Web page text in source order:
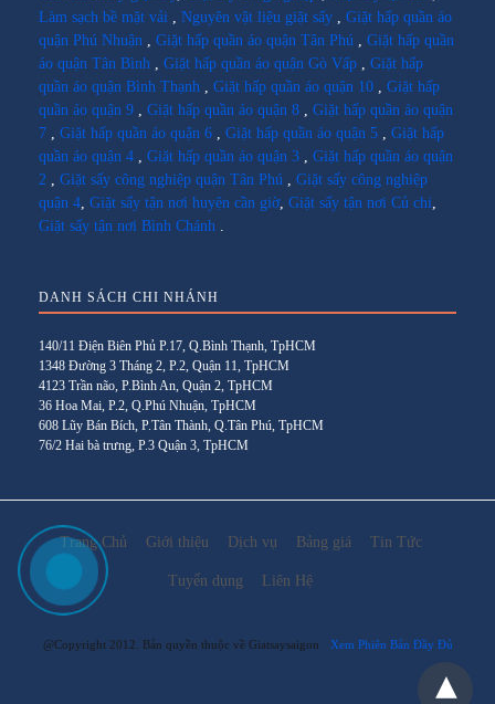
Làm sạch bề mặt vải
Nguyên vật liệu giặt sấy
Giặt hấp quần áo
quận Phú Nhuận
Giặt hấp quần áo quận Tân Phú
Giặt hấp quần
áo quận Tân Bình
Giặt hấp quần áo quận Gò Vấp
Giặt hấp
quần áo quận Bình Thạnh
Giặt hấp quần áo quận 10
Giặt hấp
quần áo quận 9
Giặt hấp quần áo quận 8
Giặt hấp quần áo quận
7
Giặt hấp quần áo quận 6 Giặt hấp quần áo quận 5
Giặt hấp
quần áo quận 4
Giặt hấp quần áo quận 3
Giặt hấp quần áo quận
2
Giặt sấy công nghiệp quận Tân Phú
Giặt sấy công nghiệp
quận 4 Giặt sấy tận nơi huyện cần giờ, Giặt sấy tận nơi Củ chi
Giặt sấy tận nơi Bình Chánh
DANH SÁCH CHI NHÁNH
140/11 Điện Biên Phủ P.17, Q.Bình Thạnh, TpHCM
1348 Đường 3 Tháng 2, P.2, Quận 11, TpHCM
4123 Trần não, P.Bình An, Quận 2, TpHCM
36 Hoa Mai, P.2, Q.Phú Nhuận, TpHCM
608 Lũy Bán Bích, P.Tân Thành, Q.Tân Phú, TpHCM
76/2 Hai bà trưng, P.3 Quận 3, TpHCM
Trang Chủ Giới thiệu Dịch vụ Bảng giá Tin Tức
Tuyển dụng Liên Hệ
@Copyright 2012. Bản quyền thuộc về Giatsaysaigon Xem Phiên Bản Đầy Đủ